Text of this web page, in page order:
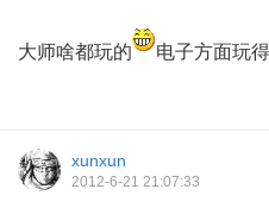
大师啥都玩的 电子方面玩
xunxun
2012-6-21 21:07:33